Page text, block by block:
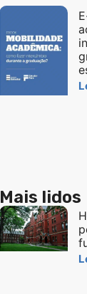
Mais lidos